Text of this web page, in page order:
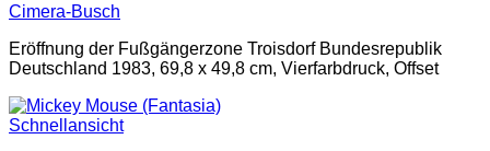
Cimera-Busch
Eröffnung der Fußgängerzone Troisdorf Bundesrepublik
Deutschland 1983, 69,8 x 49,8 cm, Vierfarbdruck, Offset
Schnellansicht